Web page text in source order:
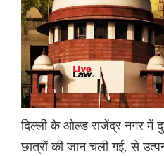
दिल्ली के ओल्ड राजेंद्र नगर में
छात्रों की जान चली गई, से